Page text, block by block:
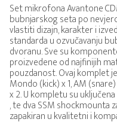
Set mikrofona Avantone
bubnjarskog seta po
vlastiti dizajn, karakter i
standarda u ozvučavanju
dvoranu. Sve su
proizvedene od najfinijih
pouzdanost. Ovaj komplet
Mondo (kick) x 1, AM
x 2. U kompletu su
, te dva SSM shockmounta
zapakiran u kvalitetni i